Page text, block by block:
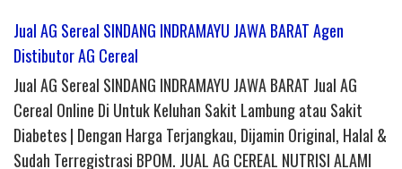
Jual AG Sereal SINDANG INDRAMAYU JAWA BARAT Agen
Distibutor AG Cereal
Jual AG Sereal SINDANG INDRAMAYU JAWA BARAT Jual AG
Cereal Online Di Untuk Keluhan Sakit Lambung atau Sakit
Diabetes | Dengan Harga Terjangkau, Dijamin Original, Halal &
Sudah Terregistrasi BPOM. JUAL AG CEREAL NUTRISI ALAMI